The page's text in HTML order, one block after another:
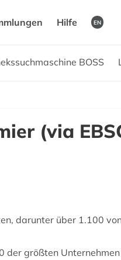
Hilfe EN
BOSS
(via
darunter über 1.100
der größten